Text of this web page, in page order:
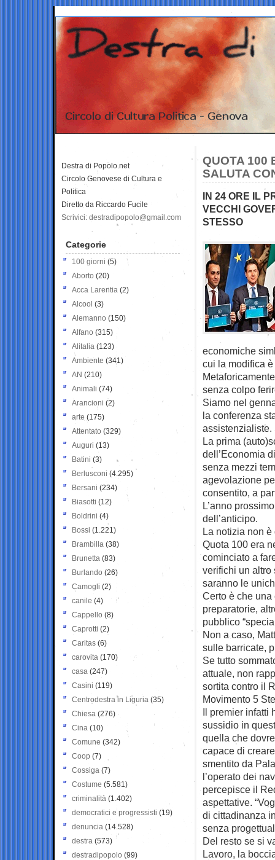
QUOTA 100
SALUTA
IN 24 ORE IL
VECCHI
STESSO
economiche
cui la modifica
senza colpo
Siamo nel
la conferenza
assistenzialiste.
La prima
dell’Economia
senza mezzi
agevolazione
consentito, a
L’anno
dell’anticipo.
La notizia non
Quota 100 era
cominciato a
verifichi un altro
saranno le
Certo è che
preparatorie,
pubblico
Non a caso,
sulle barricate,
Se tutto
attuale, non
sortita contro il
Movimento 5
Il premier infatti
sussidio in
quella che
capace di
smentito da
l’operato dei
percepisce il
aspettative.
di cittadinanza
senza
Del resto se si
Lavoro, la
Destra di Popolo.net
Circolo Genovese di Cultura e
Politica
Diretto da Riccardo Fucile
Scrivici: destradipopolo@gmail.com
Categorie
100 giorni (5)
Aborto (20)
Acca Larentia (2)
Alcool (3)
Alemanno (150)
Alfano (315)
Alitalia (123)
Ambiente (341)
AN (210)
Animali (74)
Arancioni (2)
arte (175)
Attentato (329)
Auguri (13)
Batini (3)
Berlusconi (4.295)
Bersani (234)
Biasotti (12)
Boldrini (4)
Bossi (1.221)
Brambilla (38)
Brunetta (83)
Burlando (26)
Camogli (2)
canile (4)
Cappello (8)
Caprotti (2)
Caritas (6)
carovita (170)
casa (247)
Casini (119)
Centrodestra in Liguria (35)
Chiesa (276)
Cina (10)
Comune (342)
Coop (7)
Cossiga (7)
Costume (5.581)
criminalità (1.402)
democratici e progressisti (19)
denuncia (14.528)
destra (573)
destradipopolo (99)